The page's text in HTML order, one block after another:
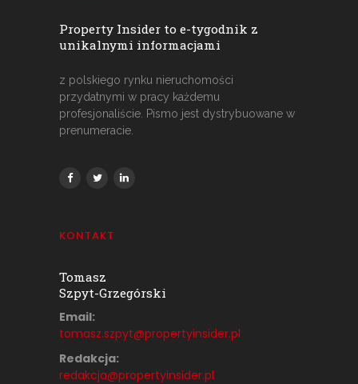
Property Insider to e-tygodnik z
unikalnymi informacjami
z polskiego rynku nieruchomości
przydatnymi w pracy każdemu
profesjonaliście. Pismo jest dystrybuowane w
prenumeracie.
KONTAKT
Tomasz
Szpyt-Grzegórski
Email:
tomasz.szpyt@propertyinsider.pl
Redakcja:
redakcja@propertyinsider.pl